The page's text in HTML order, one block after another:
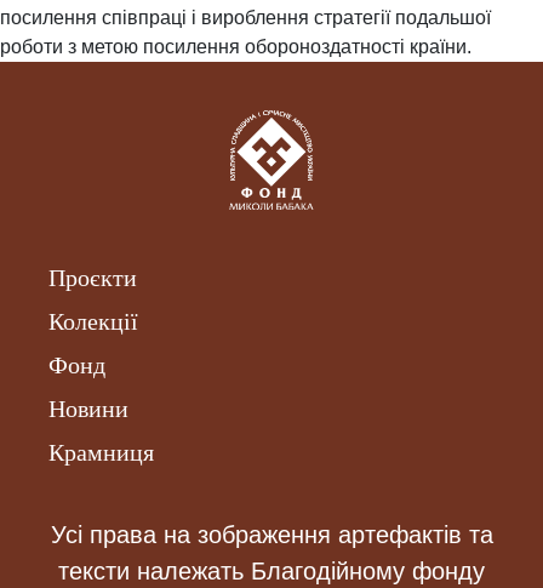
посилення співпраці і вироблення стратегії подальшої
роботи з метою посилення обороноздатності країни.
Проєкти
Колекції
Фонд
Новини
Крамниця
Усі права на зображення артефактів та
тексти належать Благодійному фонду